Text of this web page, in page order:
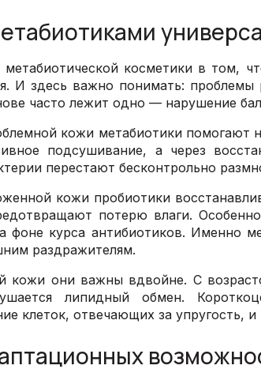
косметики в том,
И здесь важно понимать: проблемы
часто лежит одно — нарушение
кожи метабиотики помогают
подсушивание, а через
перестают бесконтрольно
кожи пробиотики
потерю влаги.
фоне курса антибиотиков. Именно
раздражителям.
они важны вдвойне. С
липидный обмен.
клеток, отвечающих за упругость, и